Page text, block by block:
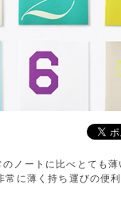
ノートに比べとても
に薄く持ち運びの便